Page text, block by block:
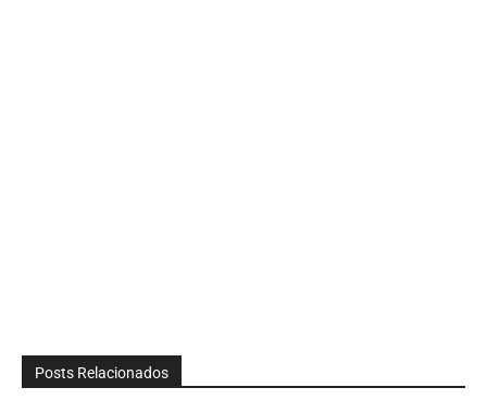
Posts Relacionados